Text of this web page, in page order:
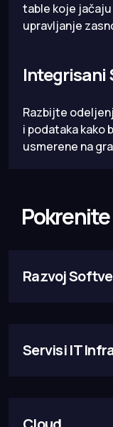
table koje
upravljanje
Integrisani
Razbijte
i podataka kako
usmerene na
Razvoj
Servisi IT